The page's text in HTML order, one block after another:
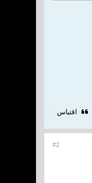
اقتباس
#2